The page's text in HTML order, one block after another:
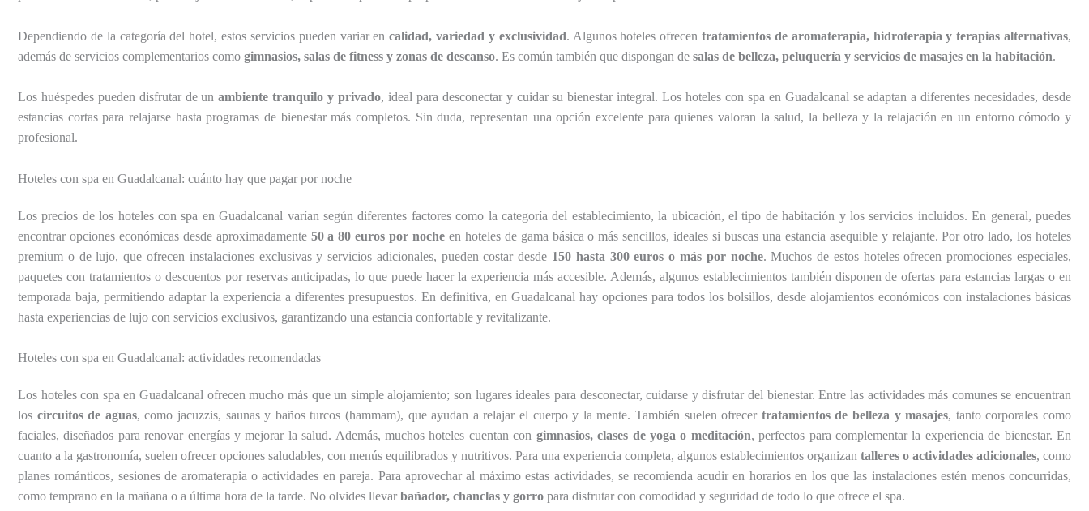
Dependiendo de la categoría del hotel, estos servicios pueden variar encalidad, variedad y exclusividad. Algunos hoteles ofrecentratamientos de aromaterapia, hidroterapia y terapias alternativas,
además de servicios complementarios como gimnasios, salas de fitness y zonas de descanso. Es común también que dispongan de salas de belleza, peluquería y servicios de masajes en la habitación.
Los huéspedes pueden disfrutar de unambiente tranquilo y privado, ideal para desconectar y cuidar su bienestar integral. Los hoteles con spa en Guadalcanal se adaptan a diferentes necesidades, desde
estancias cortas para relajarse hasta programas de bienestar más completos. Sin duda, representan una opción excelente para quienes valoran la salud, la belleza y la relajación en un entorno cómodo y
profesional.
Hoteles con spa en Guadalcanal: cuánto hay que pagar por noche
Los precios de los hoteles con spa en Guadalcanal varían según diferentes factores como la categoría del establecimiento, la ubicación, el tipo de habitación y los servicios incluidos. En general, puedes
encontrar opciones económicas desde aproximadamente 50 a 80 euros por noche en hoteles de gama básica o más sencillos, ideales si buscas una estancia asequible y relajante. Por otro lado, los hoteles
premium o de lujo, que ofrecen instalaciones exclusivas y servicios adicionales, pueden costar desde 150 hasta 300 euros o más por noche. Muchos de estos hoteles ofrecen promociones especiales,
paquetes con tratamientos o descuentos por reservas anticipadas, lo que puede hacer la experiencia más accesible. Además, algunos establecimientos también disponen de ofertas para estancias largas o en
temporada baja, permitiendo adaptar la experiencia a diferentes presupuestos. En definitiva, en Guadalcanal hay opciones para todos los bolsillos, desde alojamientos económicos con instalaciones básicas
hasta experiencias de lujo con servicios exclusivos, garantizando una estancia confortable y revitalizante.
Hoteles con spa en Guadalcanal: actividades recomendadas
Los hoteles con spa en Guadalcanal ofrecen mucho más que un simple alojamiento; son lugares ideales para desconectar, cuidarse y disfrutar del bienestar. Entre las actividades más comunes se encuentran
los circuitos de aguas, como jacuzzis, saunas y baños turcos (hammam), que ayudan a relajar el cuerpo y la mente. También suelen ofrecer tratamientos de belleza y masajes, tanto corporales como
faciales, diseñados para renovar energías y mejorar la salud. Además, muchos hoteles cuentan con gimnasios, clases de yoga o meditación, perfectos para complementar la experiencia de bienestar. En
cuanto a la gastronomía, suelen ofrecer opciones saludables, con menús equilibrados y nutritivos. Para una experiencia completa, algunos establecimientos organizan talleres o actividades adicionales, como
planes románticos, sesiones de aromaterapia o actividades en pareja. Para aprovechar al máximo estas actividades, se recomienda acudir en horarios en los que las instalaciones estén menos concurridas,
como temprano en la mañana o a última hora de la tarde. No olvides llevar bañador, chanclas y gorro para disfrutar con comodidad y seguridad de todo lo que ofrece el spa.